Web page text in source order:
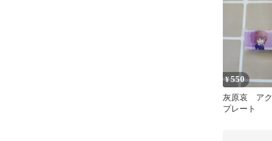
¥550
灰原哀 アク
プレート